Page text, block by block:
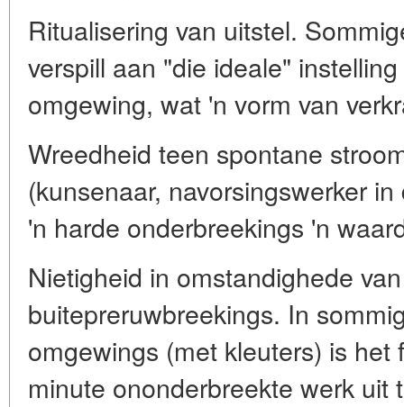
Ritualisering van uitstel.
verspill aan "die ideale"
omgewing, wat 'n vorm van
Wreedheid teen spontane
(kunsenaar, navorsingswerker
'n harde onderbreekings 'n
Nietigheid in omstandighede
buitepreruwbreekings. In
omgewings (met kleuters) is
minute ononderbreekte werk uit